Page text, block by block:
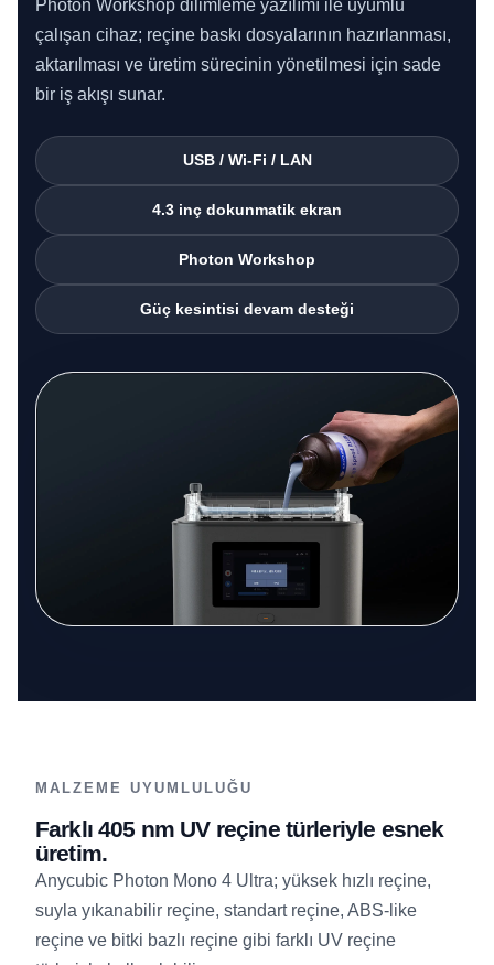
Photon Workshop dilimleme yazılımı ile uyumlu
çalışan cihaz; reçine baskı dosyalarının hazırlanması,
aktarılması ve üretim sürecinin yönetilmesi için sade
bir iş akışı sunar.
USB / Wi-Fi / LAN
4.3 inç dokunmatik ekran
Photon Workshop
Güç kesintisi devam desteği
MALZEME UYUMLULUĞU
Farklı 405 nm UV reçine türleriyle esnek
üretim.
Anycubic Photon Mono 4 Ultra; yüksek hızlı reçine,
suyla yıkanabilir reçine, standart reçine, ABS-like
reçine ve bitki bazlı reçine gibi farklı UV reçine